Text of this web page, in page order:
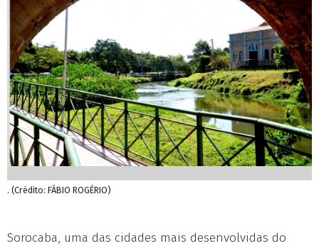
. (Crédito: FÁBIO ROGÉRIO)
Sorocaba, uma das cidades mais desenvolvidas do